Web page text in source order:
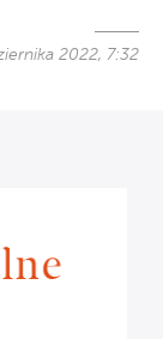
2022, 7:32